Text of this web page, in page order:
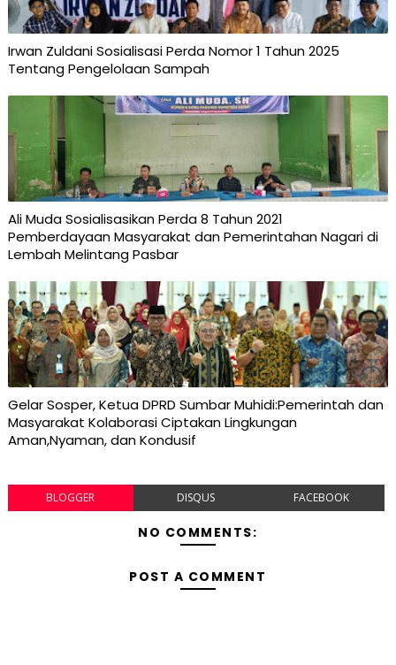
Irwan Zuldani Sosialisasi Perda Nomor 1 Tahun 2025
Tentang Pengelolaan Sampah
Ali Muda Sosialisasikan Perda 8 Tahun 2021
Pemberdayaan Masyarakat dan Pemerintahan Nagari di
Lembah Melintang Pasbar
Gelar Sosper, Ketua DPRD Sumbar Muhidi:Pemerintah dan
Masyarakat Kolaborasi Ciptakan Lingkungan
Aman,Nyaman, dan Kondusif
BLOGGER DISQUS FACEBOOK
NO COMMENTS:
POST A COMMENT